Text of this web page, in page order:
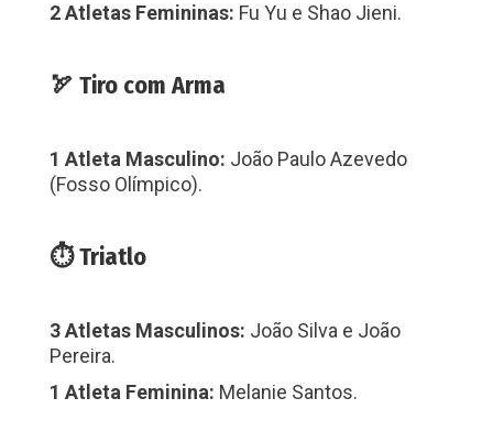
2 Atletas Femininas: Fu Yu e Shao Jieni.
🏹 Tiro com Arma
1 Atleta Masculino: João Paulo Azevedo
(Fosso Olímpico).
⏱ Triatlo
3 Atletas Masculinos: João Silva e João
Pereira.
1 Atleta Feminina: Melanie Santos.